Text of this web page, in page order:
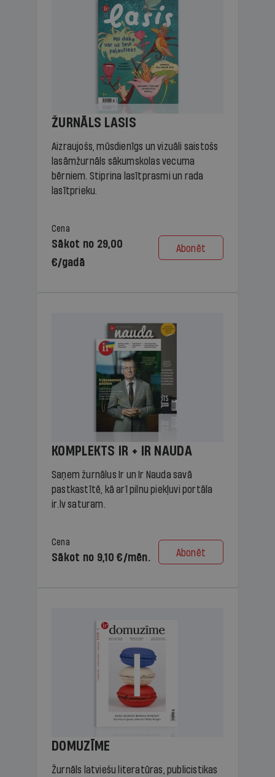
ŽURNĀLS LASIS
Aizraujošs, mūsdienīgs un vizuāli saistošs
lasāmžurnāls sākumskolas vecuma
bērniem. Stiprina lasītprasmi un rada
lasītprieku.
Cena
Sākot no 29,00
€/gadā
Abonēt
KOMPLEKTS IR + IR NAUDA
Saņem žurnālus Ir un Ir Nauda savā
pastkastītē, kā arī pilnu piekļuvi portāla
ir.lv saturam.
Cena
Sākot no 9,10 €/mēn. Abonēt
DOMUZĪME
Žurnāls latviešu literatūras, publicistikas